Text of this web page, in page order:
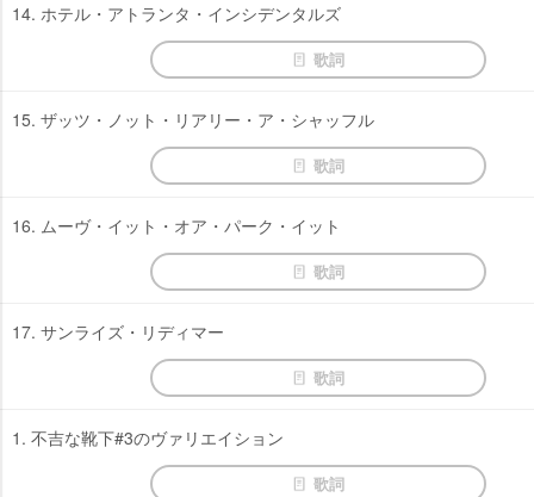
14. ホテル・アトランタ・インシデンタルズ
歌詞
15. ザッツ・ノット・リアリー・ア・シャッフル
歌詞
16. ムーヴ・イット・オア・パーク・イット
歌詞
17. サンライズ・リディマー
歌詞
1. 不吉な靴下#3のヴァリエイション
歌詞